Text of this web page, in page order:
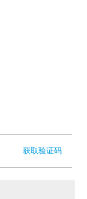
获取验证码